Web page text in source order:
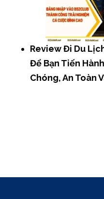
Review Đi Du
Để Bạn Tiến
Chóng, An Toàn